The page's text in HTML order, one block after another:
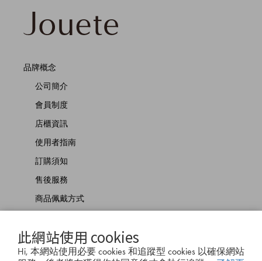
此網站使用 cookies
Hi, 本網站使用必要 cookies 和追蹤型 cookies 以確保網站
品牌概念
公司簡介
會員制度
店櫃資訊
使用者指南
訂購須知
售後服務
商品佩戴方式